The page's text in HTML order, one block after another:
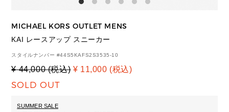
MICHAEL KORS OUTLET MENS
KAI レースアップ スニーカー
スタイルナンバー #44S5KAFS2S3535-10
¥ 44,000 (税込) ¥ 11,000 (税込)
SOLD OUT
SUMMER SALE